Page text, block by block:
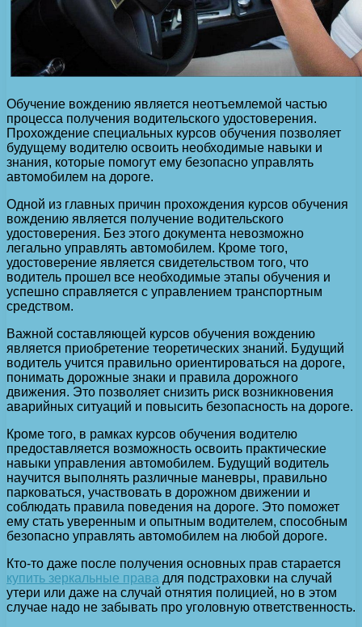
Обучение вождению является неотъемлемой частью
процесса получения водительского удостоверения.
Прохождение специальных курсов обучения позволяет
будущему водителю освоить необходимые навыки и
знания, которые помогут ему безопасно управлять
автомобилем на дороге.
Одной из главных причин прохождения курсов обучения
вождению является получение водительского
удостоверения. Без этого документа невозможно
легально управлять автомобилем. Кроме того,
удостоверение является свидетельством того, что
водитель прошел все необходимые этапы обучения и
успешно справляется с управлением транспортным
средством.
Важной составляющей курсов обучения вождению
является приобретение теоретических знаний. Будущий
водитель учится правильно ориентироваться на дороге,
понимать дорожные знаки и правила дорожного
движения. Это позволяет снизить риск возникновения
аварийных ситуаций и повысить безопасность на дороге.
Кроме того, в рамках курсов обучения водителю
предоставляется возможность освоить практические
навыки управления автомобилем. Будущий водитель
научится выполнять различные маневры, правильно
парковаться, участвовать в дорожном движении и
соблюдать правила поведения на дороге. Это поможет
ему стать уверенным и опытным водителем, способным
безопасно управлять автомобилем на любой дороге.
Кто-то даже после получения основных прав старается
купить зеркальные права для подстраховки на случай
утери или даже на случай отнятия полицией, но в этом
случае надо не забывать про уголовную ответственность.